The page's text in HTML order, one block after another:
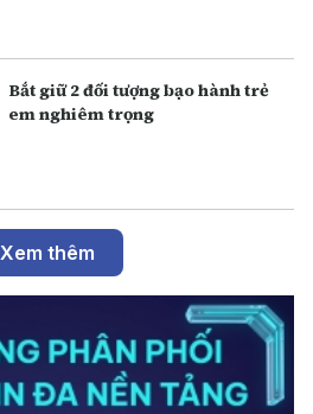
Bắt giữ 2 đối tượng bạo hành trẻ
em nghiêm trọng
Xem thêm